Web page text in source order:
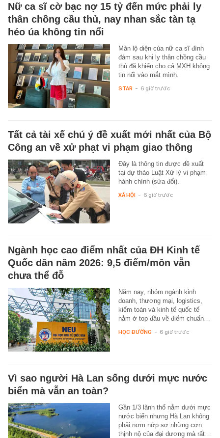
Nữ ca sĩ cờ bạc nợ 15 tỷ đến mức phải ly
thân chồng cầu thủ, nay nhan sắc tàn tạ
héo úa không tin nổi
Màn lộ diện của nữ ca sĩ đình
đám sau khi ly thân chồng cầu
thủ đã khiến cho cả MXH không
tin nổi vào mắt mình.
STAR - 6 giờ trước
Tất cả tài xế chú ý đề xuất mới nhất của Bộ
Công an về xử phạt vi phạm giao thông
Đây là thông tin được đề xuất
tại dự thảo Luật Xử lý vi phạm
hành chính (sửa đổi).
XÃ HỘI - 6 giờ trước
Ngành học cao điểm nhất của ĐH Kinh tế
Quốc dân năm 2026: 9,5 điểm/môn vẫn
chưa thể đỗ
Năm nay, nhóm ngành kinh
doanh, thương mại, logistics,
kiểm toán và kinh tế quốc tế
nằm ở top đầu về điểm chuẩn…
HỌC ĐƯỜNG - 6 giờ trước
Vì sao người Hà Lan sống dưới mực nước
biển mà vẫn an toàn?
Gần 1/3 lãnh thổ nằm dưới mực
nước biển nhưng Hà Lan không
phải nơm nớp sợ những cơn
thịnh nộ của đại dương mà rất…